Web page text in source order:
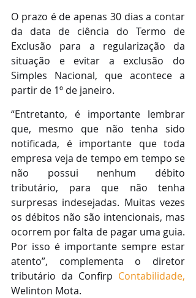
O prazo é de apenas 30 dias a contar
da data de ciência do Termo de
Exclusão para a regularização da
situação e evitar a exclusão do
Simples Nacional, que acontece a
partir de 1º de janeiro.
“Entretanto, é importante lembrar
que, mesmo que não tenha sido
notificada, é importante que toda
empresa veja de tempo em tempo se
não possui nenhum débito
tributário, para que não tenha
surpresas indesejadas. Muitas vezes
os débitos não são intencionais, mas
ocorrem por falta de pagar uma guia.
Por isso é importante sempre estar
atento”, complementa o diretor
tributário da Confirp Contabilidade,
Welinton Mota.